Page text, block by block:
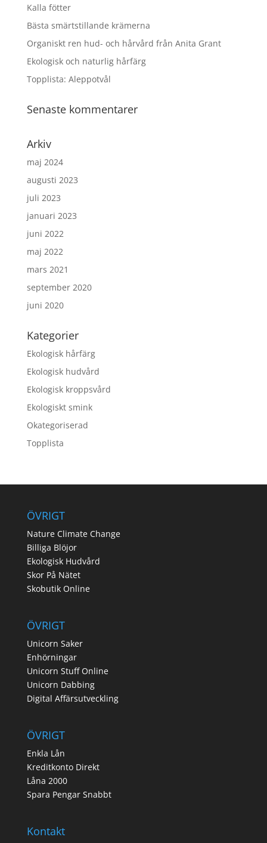
Kalla fötter
Bästa smärtstillande krämerna
Organiskt ren hud- och hårvård från Anita Grant
Ekologisk och naturlig hårfärg
Topplista: Aleppotvål
Senaste kommentarer
Arkiv
maj 2024
augusti 2023
juli 2023
januari 2023
juni 2022
maj 2022
mars 2021
september 2020
juni 2020
Kategorier
Ekologisk hårfärg
Ekologisk hudvård
Ekologisk kroppsvård
Ekologiskt smink
Okategoriserad
Topplista
ÖVRIGT
Nature Climate Change
Billiga Blöjor
Ekologisk Hudvård
Skor På Nätet
Skobutik Online
ÖVRIGT
Unicorn Saker
Enhörningar
Unicorn Stuff Online
Unicorn Dabbing
Digital Affärsutveckling
ÖVRIGT
Enkla Lån
Kreditkonto Direkt
Låna 2000
Spara Pengar Snabbt
Kontakt